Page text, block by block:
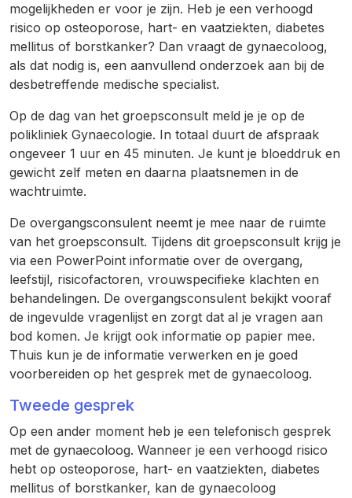
mogelijkheden er voor je zijn. Heb je een verhoogd
risico op osteoporose, hart- en vaatziekten, diabetes
mellitus of borstkanker? Dan vraagt de gynaecoloog,
als dat nodig is, een aanvullend onderzoek aan bij de
desbetreffende medische specialist.
Op de dag van het groepsconsult meld je je op de
polikliniek Gynaecologie. In totaal duurt de afspraak
ongeveer 1 uur en 45 minuten. Je kunt je bloeddruk en
gewicht zelf meten en daarna plaatsnemen in de
wachtruimte.
De overgangsconsulent neemt je mee naar de ruimte
van het groepsconsult. Tijdens dit groepsconsult krijg je
via een PowerPoint informatie over de overgang,
leefstijl, risicofactoren, vrouwspecifieke klachten en
behandelingen. De overgangsconsulent bekijkt vooraf
de ingevulde vragenlijst en zorgt dat al je vragen aan
bod komen. Je krijgt ook informatie op papier mee.
Thuis kun je de informatie verwerken en je goed
voorbereiden op het gesprek met de gynaecoloog.
Tweede gesprek
Op een ander moment heb je een telefonisch gesprek
met de gynaecoloog. Wanneer je een verhoogd risico
hebt op osteoporose, hart- en vaatziekten, diabetes
mellitus of borstkanker, kan de gynaecoloog